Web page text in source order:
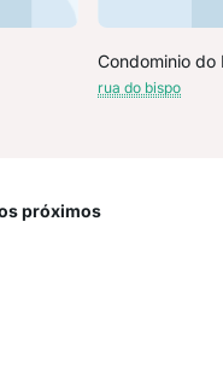
Condominio do
rua do bispo
próximos